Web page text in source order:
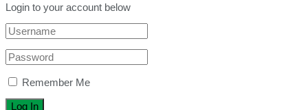
Login to your account below
Remember Me